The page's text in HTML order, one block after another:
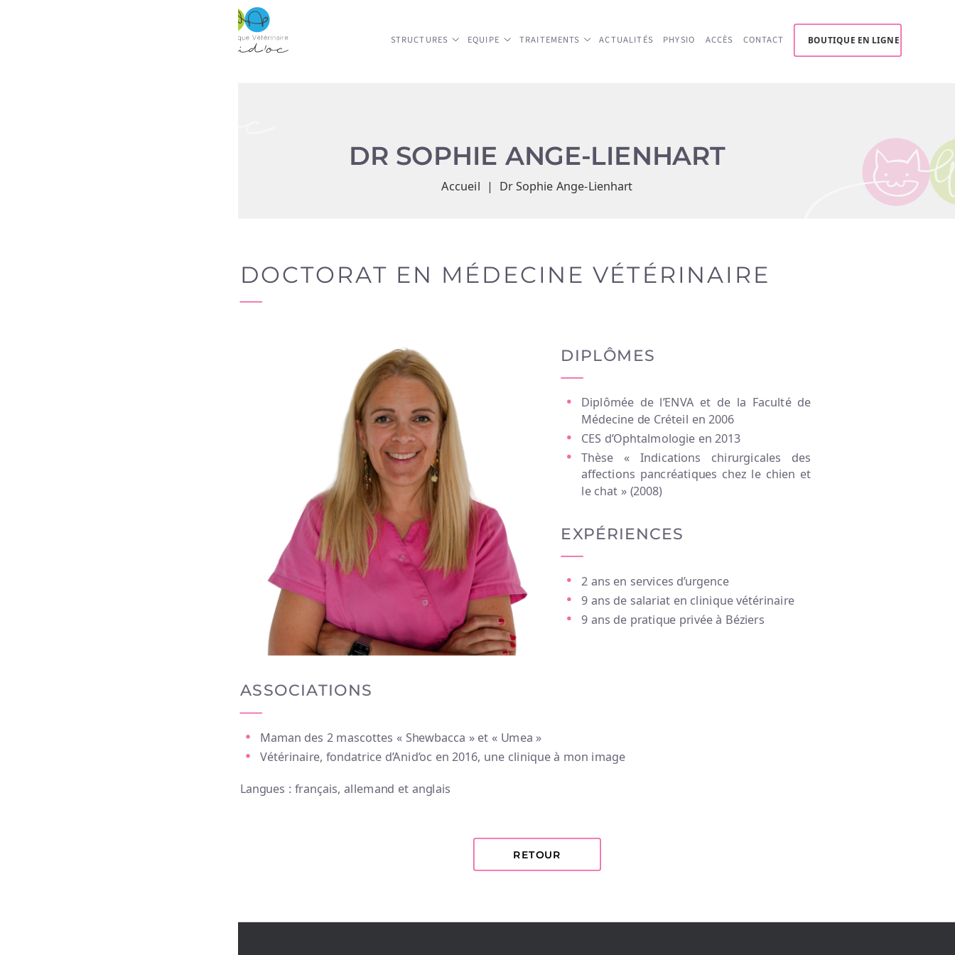
EQUIPE TRAITEMENTS ACTUALITÉS PHYSIO ACCÈS CONTACT BOUTIQUE EN LIGNE
DR SOPHIE ANGE-LIENHART
DOCTORAT EN MÉDECINE VÉTÉRINAIRE
DIPLÔMES
Diplômée de l’ENVA et de la Faculté de
Médecine de Créteil en 2006
CES d’Ophtalmologie en 2013
Thèse « Indications chirurgicales des
affections pancréatiques chez le chien et
le chat » (2008)
EXPÉRIENCES
2 ans en services d’urgence
9 ans de salariat en clinique vétérinaire
9 ans de pratique privée à Béziers
Maman des 2 mascottes « Shewbacca » et « Umea »
Vétérinaire, fondatrice d’Anid’oc en 2016, une clinique à mon image